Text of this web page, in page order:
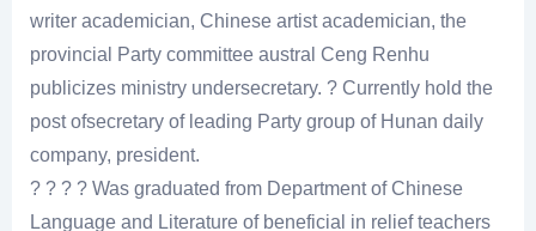
writer academician, Chinese artist academician, the
provincial Party committee austral Ceng Renhu
publicizes ministry undersecretary. ? Currently hold the
post ofsecretary of leading Party group of Hunan daily
company, president.
? ? ? ? Was graduated from Department of Chinese
Language and Literature of beneficial in relief teachers